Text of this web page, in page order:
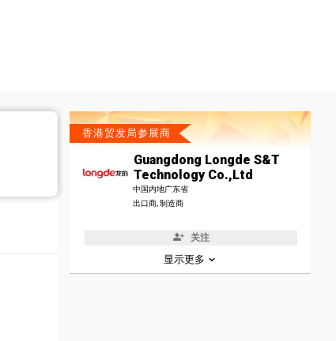
香港贸发局参展商
Guangdong Longde S&T
Technology Co.,Ltd
中国内地广东省
出口商, 制造商
关注
显示更多